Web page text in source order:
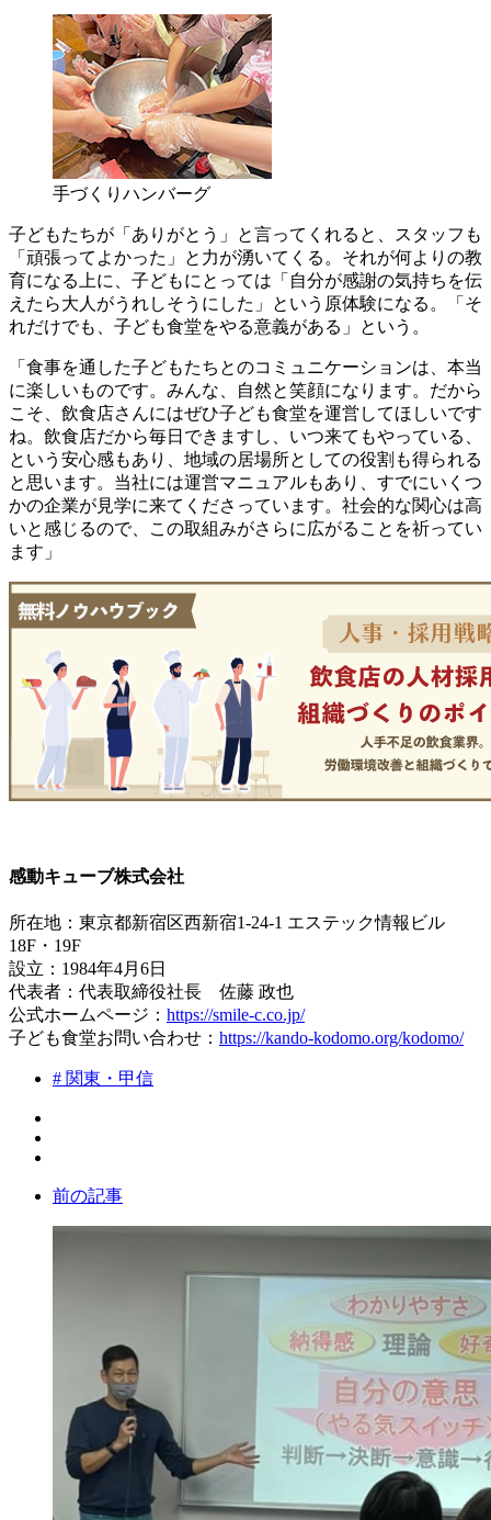
手づくりハンバーグ
子どもたちが「ありがとう」と言ってくれると、スタッフも
「頑張ってよかった」と力が湧いてくる。それが何よりの教
育になる上に、子どもにとっては「自分が感謝の気持ちを伝
えたら大人がうれしそうにした」という原体験になる。「そ
れだけでも、子ども食堂をやる意義がある」という。
「食事を通した子どもたちとのコミュニケーションは、本当
に楽しいものです。みんな、自然と笑顔になります。だから
こそ、飲食店さんにはぜひ子ども食堂を運営してほしいです
ね。飲食店だから毎日できますし、いつ来てもやっている、
という安心感もあり、地域の居場所としての役割も得られる
と思います。当社には運営マニュアルもあり、すでにいくつ
かの企業が見学に来てくださっています。社会的な関心は高
いと感じるので、この取組みがさらに広がることを祈ってい
ます」
感動キューブ株式会社
所在地：東京都新宿区西新宿1-24-1 エステック情報ビル
18F・19F
設立：1984年4月6日
代表者：代表取締役社長 佐藤 政也
公式ホームページ： https://smile-c.co.jp/
子ども食堂お問い合わせ： https://kando-kodomo.org/kodomo/
# 関東・甲信
前の記事